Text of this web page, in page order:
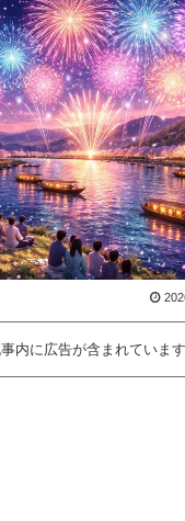
内に広告が含まれています